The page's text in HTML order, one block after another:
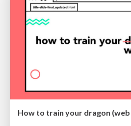
How to train your dragon